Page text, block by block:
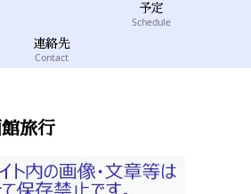
予定
Schedule
連絡先
Contact
旅行